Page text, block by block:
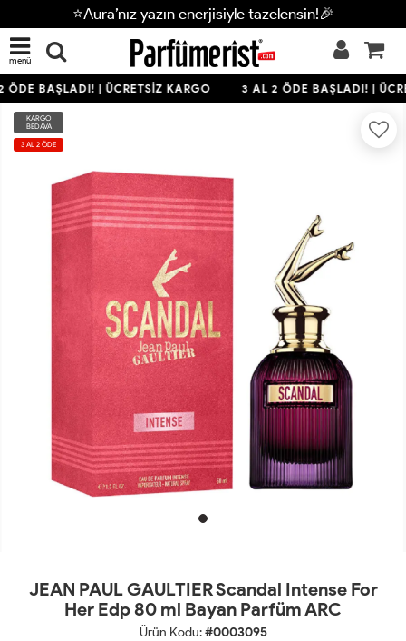
⭐Aura’nız yazın enerjisiyle tazelensin!🎉
menü
BAŞLADI! | ÜCRETSİZ KARGO 3 AL 2 ÖDE BAŞLADI! |
KARGO
BEDAVA
3 AL 2 ÖDE
JEAN PAUL GAULTIER Scandal Intense For
Her Edp 80 ml Bayan Parfüm ARC
Ürün Kodu:#0003095